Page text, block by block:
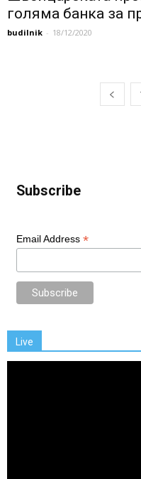
голяма банка за
budilnik - 18/12/2020
Subscribe
Email Address *
Live